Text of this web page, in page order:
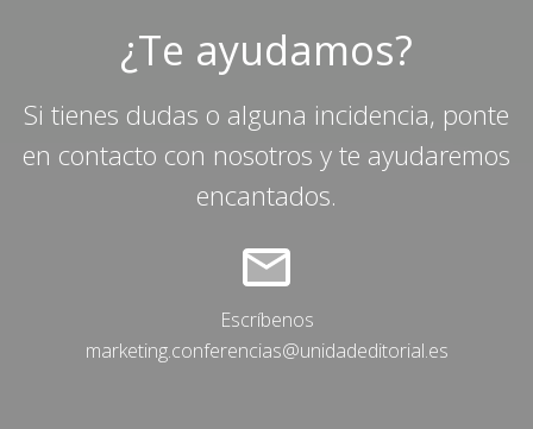
¿Te ayudamos?
Si tienes dudas o alguna incidencia, ponte
en contacto con nosotros y te ayudaremos
encantados.
Escríbenos
marketing.conferencias@unidadeditorial.es